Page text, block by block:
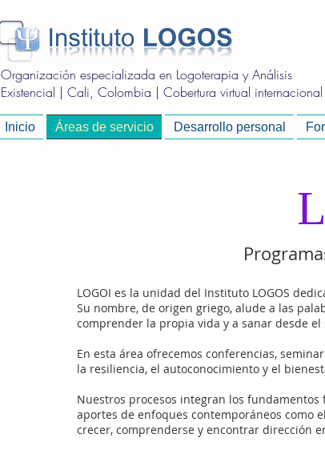
Organización especializada en Logoterapia y Análisis
Existencial | Cali, Colombia | Cobertura virtual internacional
Inicio Áreas de servicio Desarrollo personal
LOGOI es la unidad del Instituto LOGOS
Su nombre, de origen griego, alude a las
comprender la propia vida y a sanar desde el
En esta área ofrecemos conferencias,
la resiliencia, el autoconocimiento y el
Nuestros procesos integran los
aportes de enfoques contemporáneos como
crecer, comprenderse y encontrar dirección